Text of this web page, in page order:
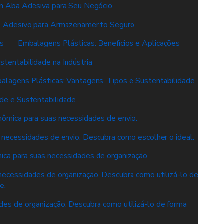
Aba Adesiva para Seu Negócio
para Armazenamento Seguro
Embalagens Plásticas: Benefícios e Aplicações
na Indústria
Plásticas: Vantagens, Tipos e Sustentabilidade
e Sustentabilidade
para suas necessidades de envio.
de envio. Descubra como escolher o ideal.
para suas necessidades de organização.
de organização. Descubra como utilizá-lo de
de organização. Descubra como utilizá-lo de forma